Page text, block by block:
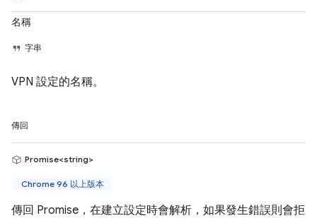
名稱
字串
VPN 設定的名稱。
傳回
Promise<string>
Chrome 96 以上版本
傳回 Promise，在建立設定時會解析，如果發生錯誤則會拒